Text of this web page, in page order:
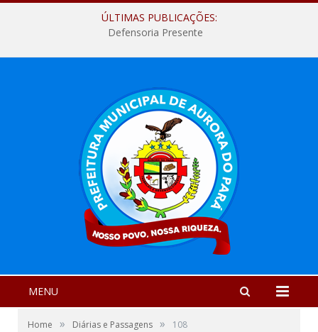
ÚLTIMAS PUBLICAÇÕES:
Defensoria Presente
MENU
Home » Diárias e Passagens » 108